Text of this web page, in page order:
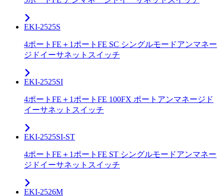
EKI-2525S
4ポートFE＋1ポートFE SC シングルモードアンマネー
ジドイーサネットスイッチ
EKI-2525SI
4ポートFE＋1ポートFE 100FX ポートアンマネージド
イーサネットスイッチ
EKI-2525SI-ST
4ポートFE＋1ポートFE ST シングルモードアンマネー
ジドイーサネットスイッチ
EKI-2526M